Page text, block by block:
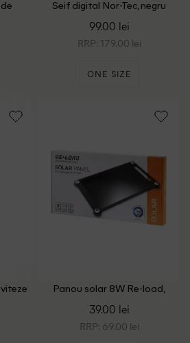
Seif digital Nor-Tec, negru
99.00 lei
RRP: 179.00 lei
ONE SIZE
Panou solar 8W Re-load,
39.00 lei
RRP: 69.00 lei